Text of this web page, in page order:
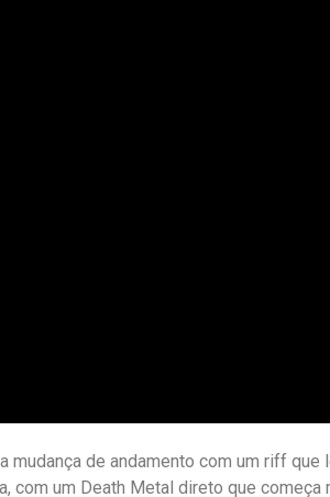
de andamento com um riff que
com um Death Metal direto que começa